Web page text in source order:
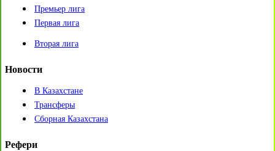
Премьер лига
Первая лига
Вторая лига
Новости
В Казахстане
Трансферы
Сборная Казахстана
Рефери